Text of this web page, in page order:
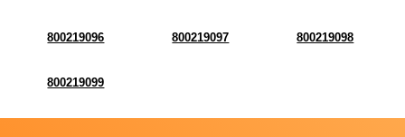
800219096 800219097 800219098
800219099